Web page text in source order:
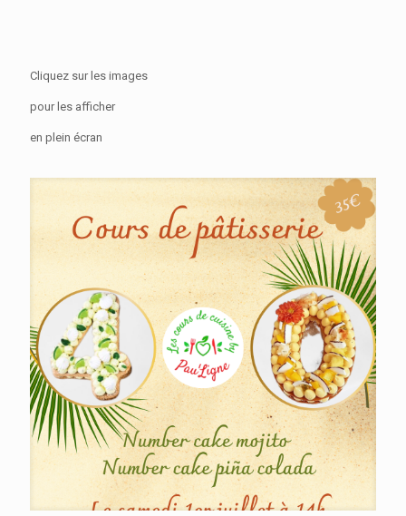
Cliquez sur les images
pour les afficher
en plein écran